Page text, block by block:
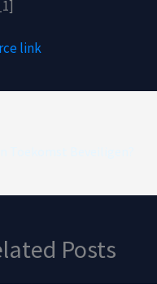
link
Posts